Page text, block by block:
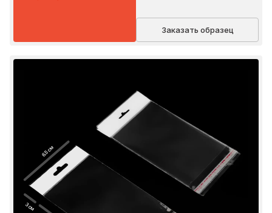
Заказать образец
6.5 см
3 см